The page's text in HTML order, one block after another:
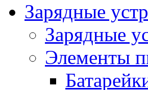
Зарядные
Зарядные
Элементы